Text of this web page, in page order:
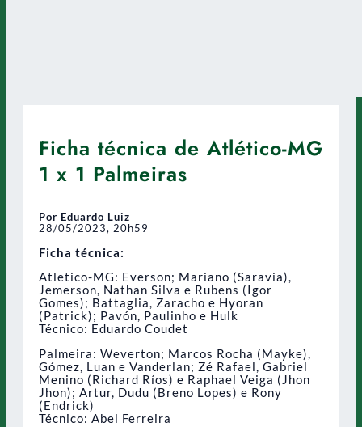
Ficha técnica de Atlético-MG
1 x 1 Palmeiras
Por Eduardo Luiz
28/05/2023, 20h59
Ficha técnica:
Atletico-MG: Everson; Mariano (Saravia),
Jemerson, Nathan Silva e Rubens (Igor
Gomes); Battaglia, Zaracho e Hyoran
(Patrick); Pavón, Paulinho e Hulk
Técnico: Eduardo Coudet
Palmeira: Weverton; Marcos Rocha (Mayke),
Gómez, Luan e Vanderlan; Zé Rafael, Gabriel
Menino (Richard Ríos) e Raphael Veiga (Jhon
Jhon); Artur, Dudu (Breno Lopes) e Rony
(Endrick)
Técnico: Abel Ferreira